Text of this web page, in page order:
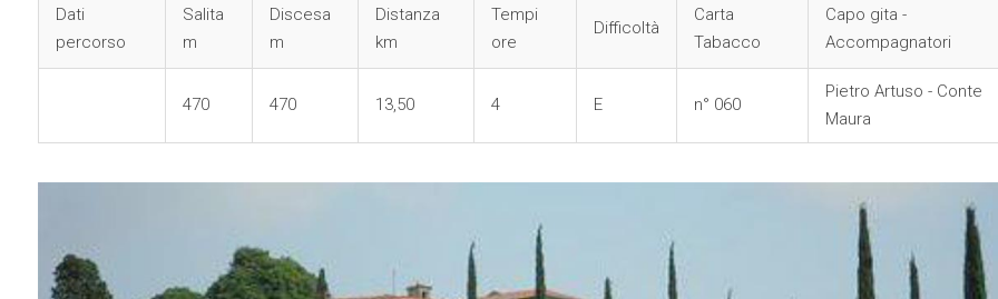
Dati
percorso
Salita
m
Discesa
m
Distanza
km
Tempi
ore
Difficoltà
Carta
Tabacco
Capo gita -
Accompagnatori
470 470 13,50 4 E n° 060
Pietro Artuso - Conte
Maura